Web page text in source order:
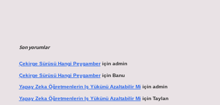
Son yorumlar
Çekirge Sürüsü Hangi Peygamberiçin admin
Çekirge Sürüsü Hangi Peygamberiçin Banu
Yapay Zeka Öğretmenlerin Iş Yükünü Azaltabilir Mi için admin
Yapay Zeka Öğretmenlerin Iş Yükünü Azaltabilir Mi için Taylan